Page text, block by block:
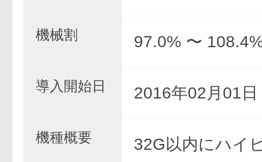
機械割 97.0% 〜
導入開始日 2016年02月01日
機種概要
32G以内にハイ